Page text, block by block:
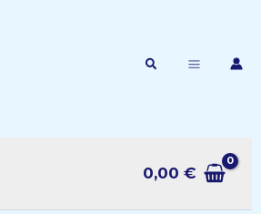
Rechercher
0,00€